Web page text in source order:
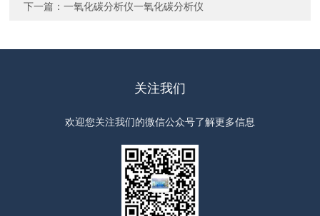
下一篇：一氧化碳分析仪一氧化碳分析仪
关注我们
欢迎您关注我们的微信公众号了解更多信息